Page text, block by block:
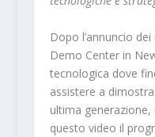
Dopo l’annuncio dei
Demo Center in
tecnologica dove
assistere a
ultima
questo video il